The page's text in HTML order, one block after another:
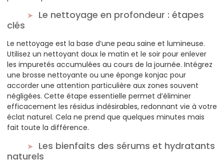
Le nettoyage en profondeur : étapes
clés
Le nettoyage est la base d’une peau saine et lumineuse.
Utilisez un nettoyant doux le matin et le soir pour enlever
les impuretés accumulées au cours de la journée. Intégrez
une brosse nettoyante ou une éponge konjac pour
accorder une attention particulière aux zones souvent
négligées. Cette étape essentielle permet d’éliminer
efficacement les résidus indésirables, redonnant vie à votre
éclat naturel. Cela ne prend que quelques minutes mais
fait toute la différence.
Les bienfaits des sérums et hydratants
naturels